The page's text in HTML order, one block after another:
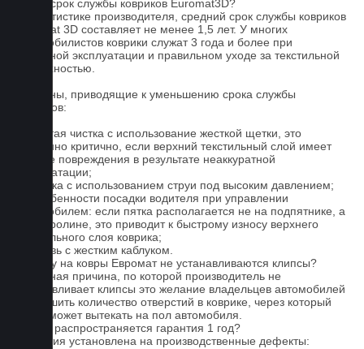
Какой срок службы ковриков Euromat3D?
По статистике производителя, средний срок службы ковриков
Euromat 3D составляет не менее 1,5 лет. У многих
автомобилистов коврики служат 3 года и более при
бережной эксплуатации и правильном уходе за текстильной
поверхностью.
Причины, приводящие к уменьшению срока службы
ковриков:
1. Частая чистка с использование жесткой щетки, это
особенно критично, если верхний текстильный слой имеет
мелкие повреждения в результате неаккуратной
эксплуатации;
2. Мойка с использованием струи под высоким давлением;
3. Особенности посадки водителя при управлении
автомобилем: если пятка располагается не на подпятнике, а
на ковролине, это приводит к быстрому износу верхнего
текстильного слоя коврика;
4. Обувь с жестким каблуком.
Почему на ковры Евромат не устанавливаются клипсы?
Основная причина, по которой производитель не
устанавливает клипсы это желание владельцев автомобилей
уменьшить количество отверстий в коврике, через который
влага может вытекать на пол автомобиля.
На что распространяется гарантия 1 год?
Гарантия установлена на производственные дефекты: